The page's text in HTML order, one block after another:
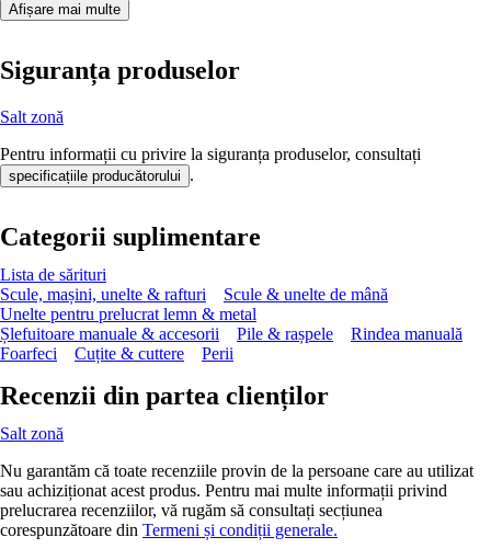
Afișare mai multe
Siguranța produselor
Salt zonă
Pentru informații cu privire la siguranța produselor, consultați
specificațiile producătorului .
Categorii suplimentare
Lista de sărituri
Scule, mașini, unelte & rafturi
Scule & unelte de mână
Unelte pentru prelucrat lemn & metal
Șlefuitoare manuale & accesorii
Pile & rașpele
Rindea manuală
Foarfeci
Cuțite & cuttere Perii
Recenzii din partea clienților
Salt zonă
Nu garantăm că toate recenziile provin de la persoane care au utilizat
sau achiziționat acest produs. Pentru mai multe informații privind
prelucrarea recenziilor, vă rugăm să consultați secțiunea
corespunzătoare din Termeni și condiții generale.